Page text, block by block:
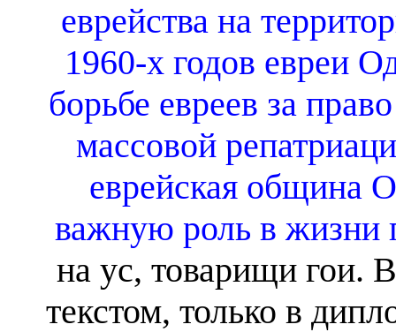
еврейства на
1960-х годов евреи
борьбе евреев за
массовой
еврейская община
важную роль в жизни
на ус, товарищи гои.
текстом, только в